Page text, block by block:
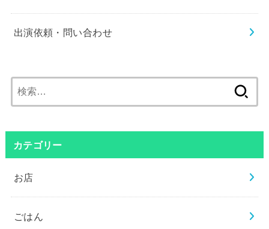
出演依頼・問い合わせ
索:
カテゴリー
お店
ごはん